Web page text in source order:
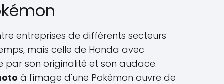
entreprises de différents secteurs
mais celle de Honda avec
par son originalité et son audace.
à l'image d'une Pokémon ouvre de